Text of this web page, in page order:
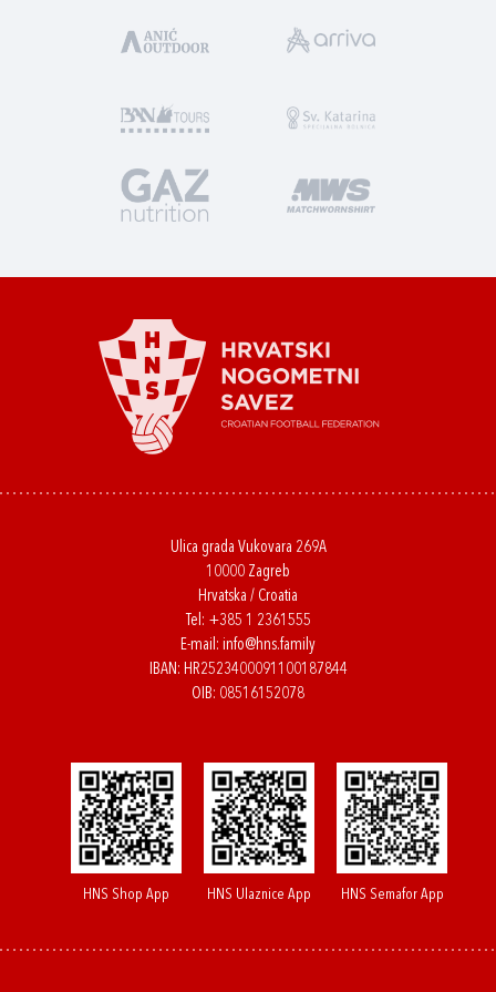
Ulica grada Vukovara 269A
10000 Zagreb
Hrvatska / Croatia
Tel: +385 1 2361555
E-mail: info@hns.family
IBAN: HR2523400091100187844
OIB: 08516152078
HNS Shop App HNS Ulaznice App HNS Semafor App